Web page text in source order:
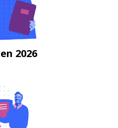
2026